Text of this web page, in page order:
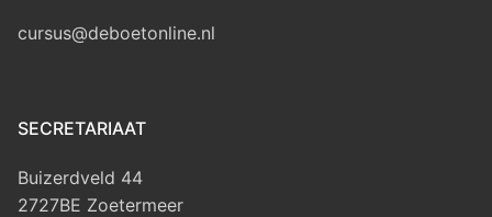
cursus@deboetonline.nl
SECRETARIAAT
Buizerdveld 44
2727BE Zoetermeer